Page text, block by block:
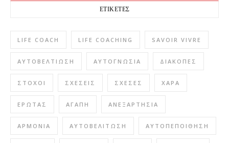
ΕΤΙΚΈΤΕΣ
LIFE COACH LIFE COACHING SAVOIR VIVRE
ΑΥΤΟΒΕΛΤΊΩΣΗ ΑΥΤΟΓΝΩΣΊΑ ΔΙΑΚΟΠΈΣ
ΣΤΌΧΟΙ ΣΧΈΣΕΙΣ ΣΧΈΣΕΣ ΧΑΡΆ
ΈΡΩΤΑΣ ΑΓΆΠΗ ΑΝΕΞΑΡΤΗΣΊΑ
ΑΡΜΟΝΊΑ ΑΥΤΟΒΕΛΊΤΩΣΗ ΑΥΤΟΠΕΠΟΊΘΗΣΗ